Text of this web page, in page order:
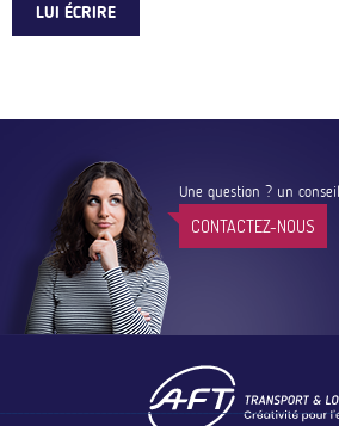
LUI ÉCRIRE
Une question ? un
CONTACTEZ-NOUS